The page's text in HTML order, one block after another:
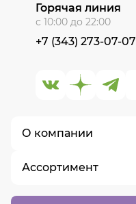
О компании
О нас
Контакты
Ассортимент
Горячая линия
с 10:00 до 22:00
+7 (343) 273-07-07